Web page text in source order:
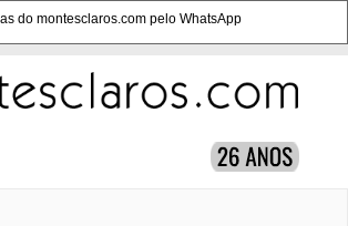
do montesclaros.com pelo WhatsApp